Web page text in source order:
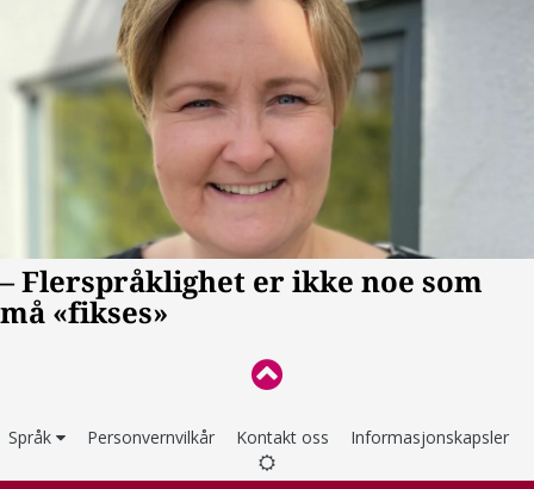
Språk Personvernvilkår Kontakt oss Informasjonskapsler